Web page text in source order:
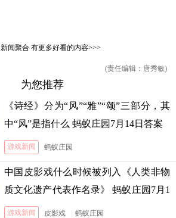
新闻聚合有更多好看的内容>>>
(责任编辑：唐秀敏)
为您推荐
《诗经》分为“风”“雅”“颂”三部分，其
中“风”是指什么 蚂蚁庄园7月14日答案
游戏新闻 蚂蚁庄园
中国皮影戏什么时候被列入《人类非物
质文化遗产代表作名录》 蚂蚁庄园7月1
3日答案
游戏新闻 皮影戏 蚂蚁庄园